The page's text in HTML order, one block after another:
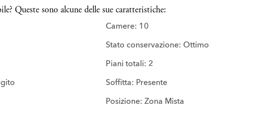
Queste sono alcune delle sue caratteristiche:
Camere: 10
Stato conservazione: Ottimo
Piani totali: 2
Soffitta: Presente
Posizione: Zona Mista